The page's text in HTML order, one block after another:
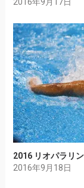
2016 リオパラリ
2016年9月18日